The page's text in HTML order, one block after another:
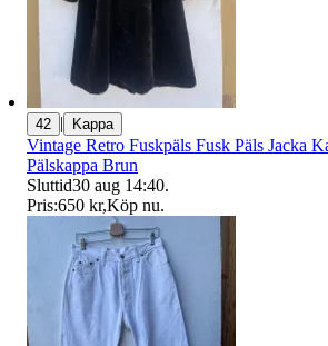
42 | Kappa
Vintage Retro Fuskpäls Fusk Päls Jacka
Pälskappa Brun
Sluttid30 aug 14:40.
Pris:650 kr,Köp nu.